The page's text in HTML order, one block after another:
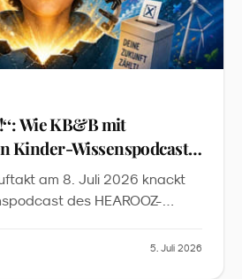
“: Wie KB&B mit
Kinder-Wissenspodcast
Niveau baut
am 8. Juli 2026 knackt
des HEAROOZ-
dreimal-
5. Juli 2026